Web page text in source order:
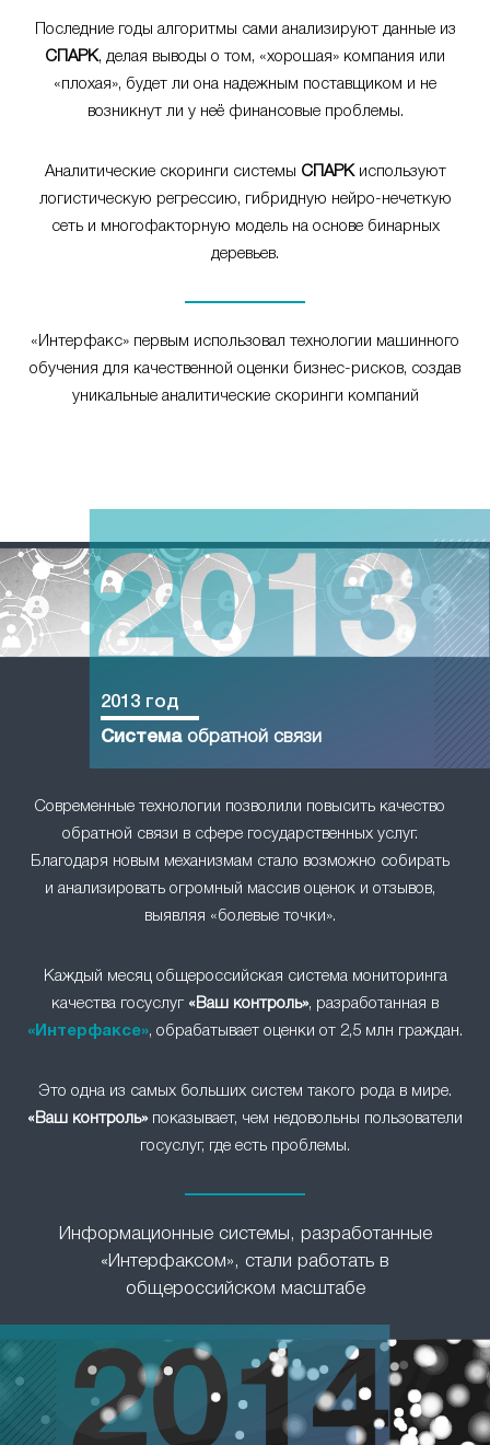
Последние годы алгоритмы сами анализируют данные из
СПАРК, делая выводы о том, «хорошая» компания или
«плохая», будет ли она надежным поставщиком и не
возникнут ли у неё финансовые проблемы.
Аналитические скоринги системы СПАРКиспользуют
логистическую регрессию, гибридную нейро-нечеткую
сеть и многофакторную модель на основе бинарных
деревьев.
«Интерфакс» первым использовал технологии машинного
обучения для качественной оценки бизнес-рисков, создав
уникальные аналитические скоринги компаний
Современные технологии позволили повысить качество
обратной связи в сфере государственных услуг.
Благодаря новым механизмам стало возможно собирать
и анализировать огромный массив оценок и отзывов,
выявляя «болевые точки».
2013 год
Системаобратной связи
Каждый месяц общероссийская система мониторинга
качества госуслуг «Ваш контроль», разработанная в
«Интерфаксе», обрабатывает оценки от 2,5 млн граждан.
Это одна из самых больших систем такого рода в мире.
«Ваш контроль»показывает, чем недовольны пользователи
госуслуг, где есть проблемы.
Информационные системы, разработанные
«Интерфаксом», стали работать в
общероссийском масштабе